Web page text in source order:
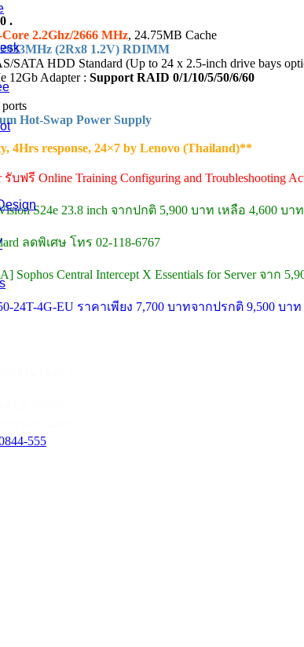
.
2.2Ghz/2666 MHz, 24.75MB Cache
(2Rx8 1.2V) RDIMM
SATA HDD Standard (Up to 24 x 2.5-inch drive bays
12Gb Adapter : Support RAID 0/1/10/5/50/6/60
Hot-Swap Power Supply
4Hrs response, 24×7 by Lenovo (Thailand)**
รับฟรี Online Training Configuring and Troubleshooting
S24e 23.8 inch จากปกติ 5,900 บาท เหลือ 4,600 บา
ลดพิเศษ โทร 02-118-6767
Central Intercept X Essentials for Server จาก
24T-4G-EU ราคาเพียง 7,700 บาทจากปรกติ 9,500 บาท
555